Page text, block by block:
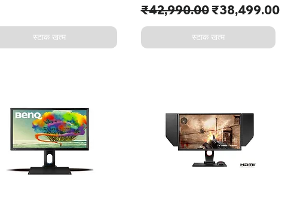
स्टाक खत्म
नियमित मूल्य
₹42,990.00 बिक्री मूल्य
₹38,499.00
स्टाक खत्म